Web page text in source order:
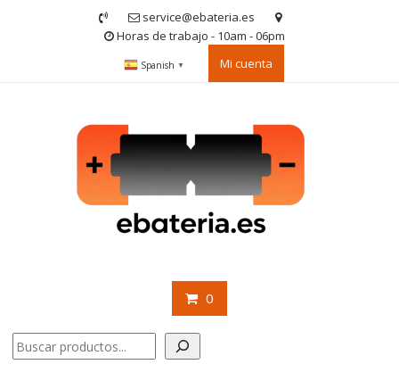
service@ebateria.es
Horas de trabajo - 10am - 06pm
Spanish ▼ Mi cuenta
0
Buscar